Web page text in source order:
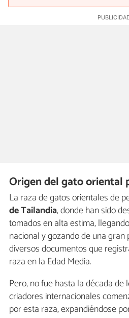
Origen del gato oriental
La raza de gatos orientales de
de Tailandia, donde han sido
tomados en alta estima,
nacional y gozando de una gran
diversos documentos que
raza en la Edad Media.
Pero, no fue hasta la década de
criadores internacionales
por esta raza, expandiéndose